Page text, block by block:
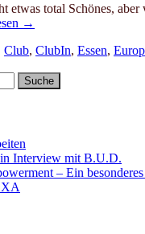
etwas total Schönes,
→
Club, ClubIn, Essen,
Interview mit B.U.D.
– Ein